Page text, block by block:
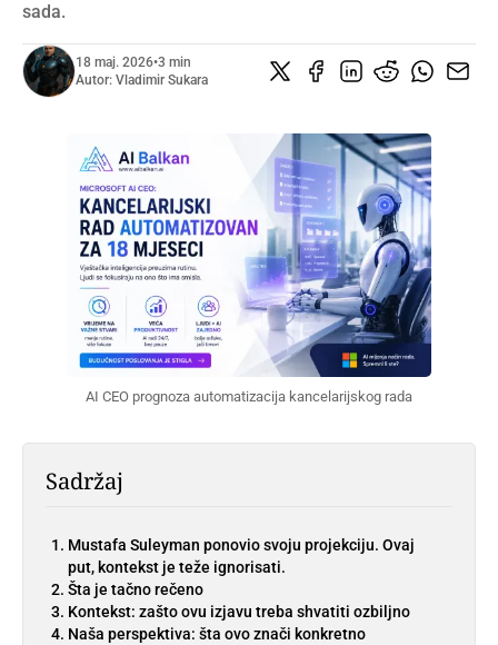
sada.
18 maj. 2026•3 min
Autor: Vladimir Sukara
AI CEO prognoza automatizacija kancelarijskog rada
Sadržaj
Mustafa Suleyman ponovio svoju projekciju. Ovaj
put, kontekst je teže ignorisati.
Šta je tačno rečeno
Kontekst: zašto ovu izjavu treba shvatiti ozbiljno
Naša perspektiva: šta ovo znači konkretno